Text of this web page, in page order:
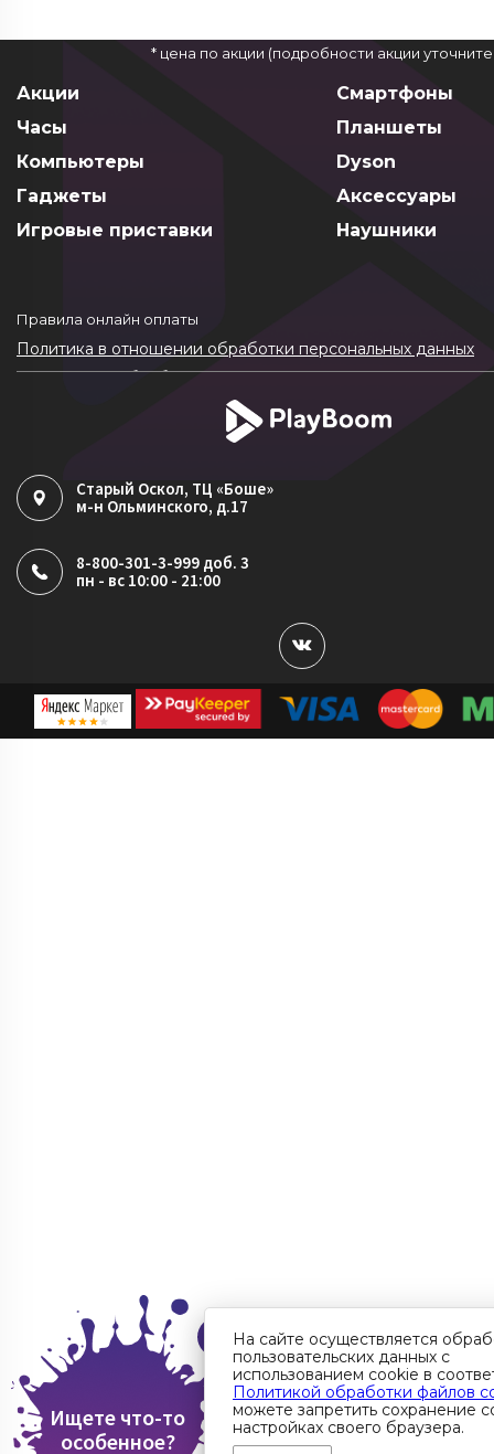
* цена по акции (подробности акции
Акции
Смартфоны
Часы
Планшеты
Компьютеры
Dyson
Гаджеты
Аксессуары
Игровые приставки
Наушники
Правила онлайн оплаты
Политика в отношении обработки персональных данных
Согласие на обработку ПДн
Политика обработки файлов cookie
Старый Оскол, ТЦ «Боше»
м-н Ольминского, д.17
8-800-301-3-999 доб. 3
пн - вс 10:00 - 21:00
Ищете что-то
особенное?
На сайте осуществляется
пользовательских данных с
использованием cookie в
Политикой обработки файлов
можете запретить сохранение
настройках своего браузера.